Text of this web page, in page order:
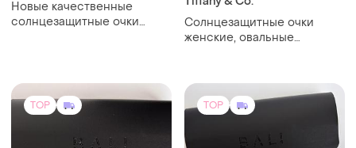
Новые качественные
солнцезащитные очки
Солнцезащитные очки
женские, овальные
TOP TOP